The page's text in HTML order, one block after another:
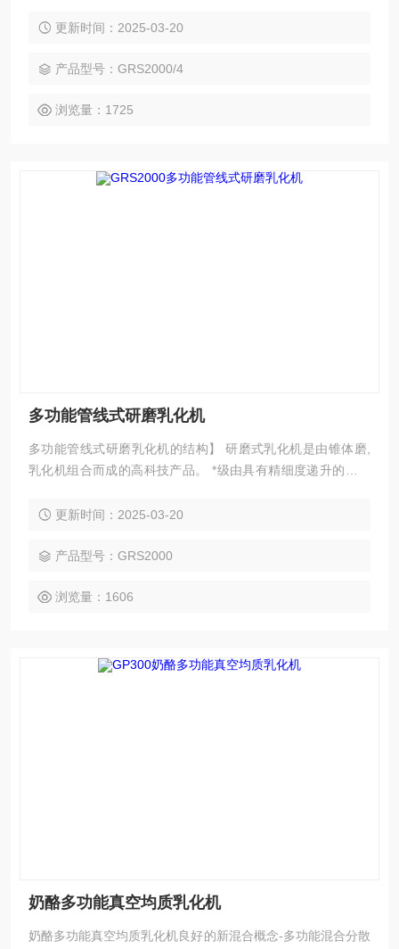
当于进口高压真空乳化机1000公斤的压力效果，而将转速调制
并且采用11kw的三级高剪切真空乳化机即可以满足5吨/小时的
更新时间：2025-03-20
产品型号：GRS2000/4
浏览量：1725
多功能管线式研磨乳化机
多功能管线式研磨乳化机的结构】 研磨式乳化机是由锥体磨,
乳化机组合而成的高科技产品。 *级由具有精细度递升的三级
之间的距离。在增强的流体湍流下，凹槽在每级都可以改变方
度的物质以及颗粒粒径的需要。在线式的定子和转子（乳化
的要求方面
更新时间：2025-03-20
产品型号：GRS2000
浏览量：1606
奶酪多功能真空均质乳化机
奶酪多功能真空均质乳化机良好的新混合概念-多功能混合分散